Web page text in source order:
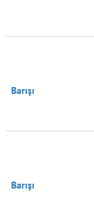
Barışı
Barışı